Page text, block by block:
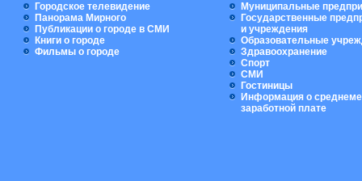
Городское телевидение
Панорама Мирного
Публикации о городе в СМИ
Книги о городе
Фильмы о городе
Муниципальные
Государственные
и учреждения
Образовательные
Здравоохранение
Спорт
СМИ
Гостиницы
Информация о
заработной плате